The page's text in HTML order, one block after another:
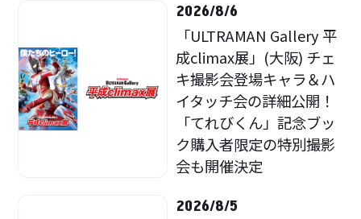
2026/8/6
「ULTRAMAN Gallery 平
成climax展」(大阪) チェ
キ撮影会登場キャラ＆ハ
イタッチ会の詳細公開！
「てれびくん」記念ブッ
ク購入者限定の特別撮影
会も開催決定
2026/8/5